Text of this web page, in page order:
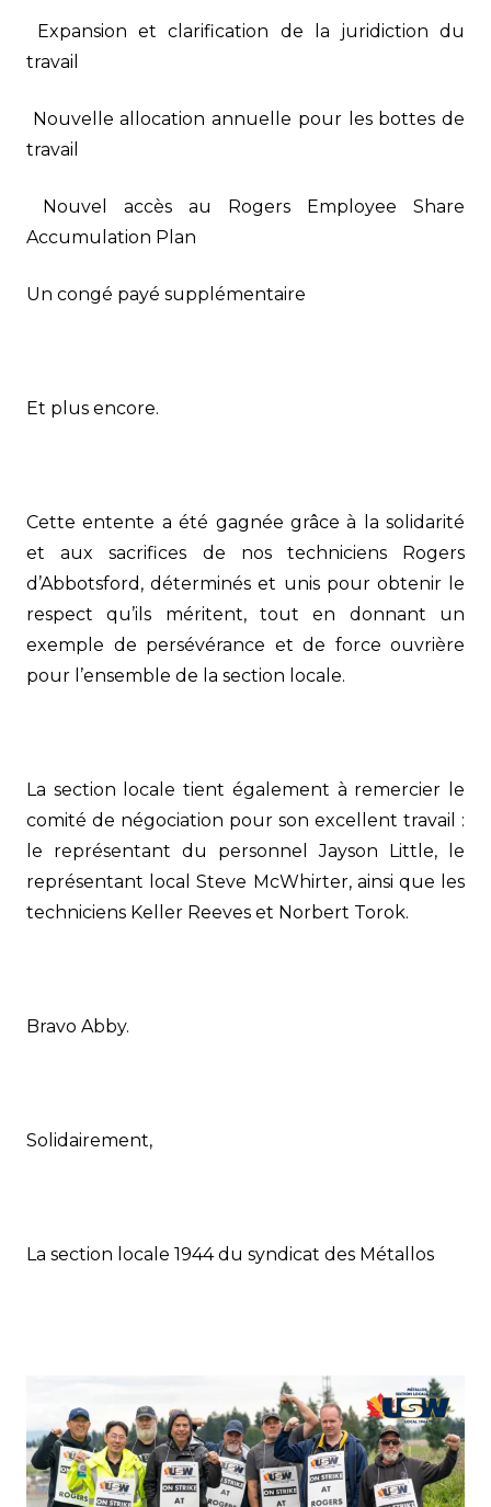
Expansion et clarification de la juridiction du
travail
Nouvelle allocation annuelle pour les bottes de
travail
Nouvel accès au Rogers Employee Share
Accumulation Plan
Un congé payé supplémentaire
Et plus encore.
Cette entente a été gagnée grâce à la solidarité
et aux sacrifices de nos techniciens Rogers
d’Abbotsford, déterminés et unis pour obtenir le
respect qu’ils méritent, tout en donnant un
exemple de persévérance et de force ouvrière
pour l’ensemble de la section locale.
La section locale tient également à remercier le
comité de négociation pour son excellent travail :
le représentant du personnel Jayson Little, le
représentant local Steve McWhirter, ainsi que les
techniciens Keller Reeves et Norbert Torok.
Bravo Abby.
Solidairement,
La section locale 1944 du syndicat des Métallos